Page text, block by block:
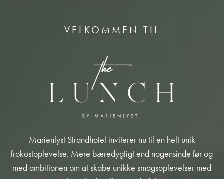
VELKOMMEN TIL
Marienlyst Strandhotel inviterer nu til en helt unik
frokostoplevelse. Mere bæredygtigt end nogensinde før og
med ambitionen om at skabe unikke smagsoplevelser med